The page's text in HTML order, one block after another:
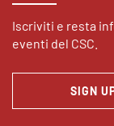
Iscriviti e resta
eventi del CSC.
SIGN